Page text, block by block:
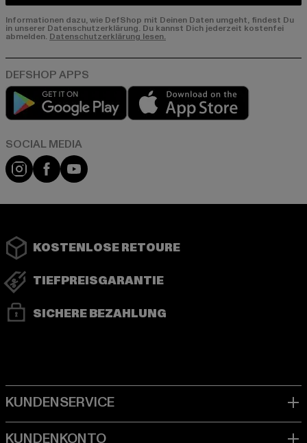
Informationen dazu, wie DefShop mit Deinen Daten umgeht, findest Du
in unserer Datenschutzerklärung. Du kannst Dich jederzeit kostenfei
abmelden. Datenschutzerklärung lesen.
Play market
Instagram
FacebookYouTube
KOSTENLOSE RETOURE
TIEFPREISGARANTIE
SICHERE BEZAHLUNG